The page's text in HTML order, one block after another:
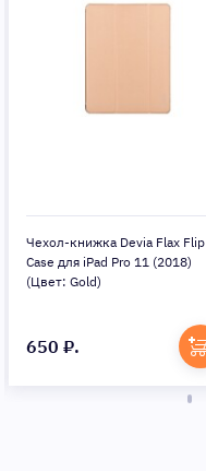
Чехол-книжка Devia Flax Flip
Case для iPad Pro 11 (2018)
(Цвет: Gold)
650 ₽.